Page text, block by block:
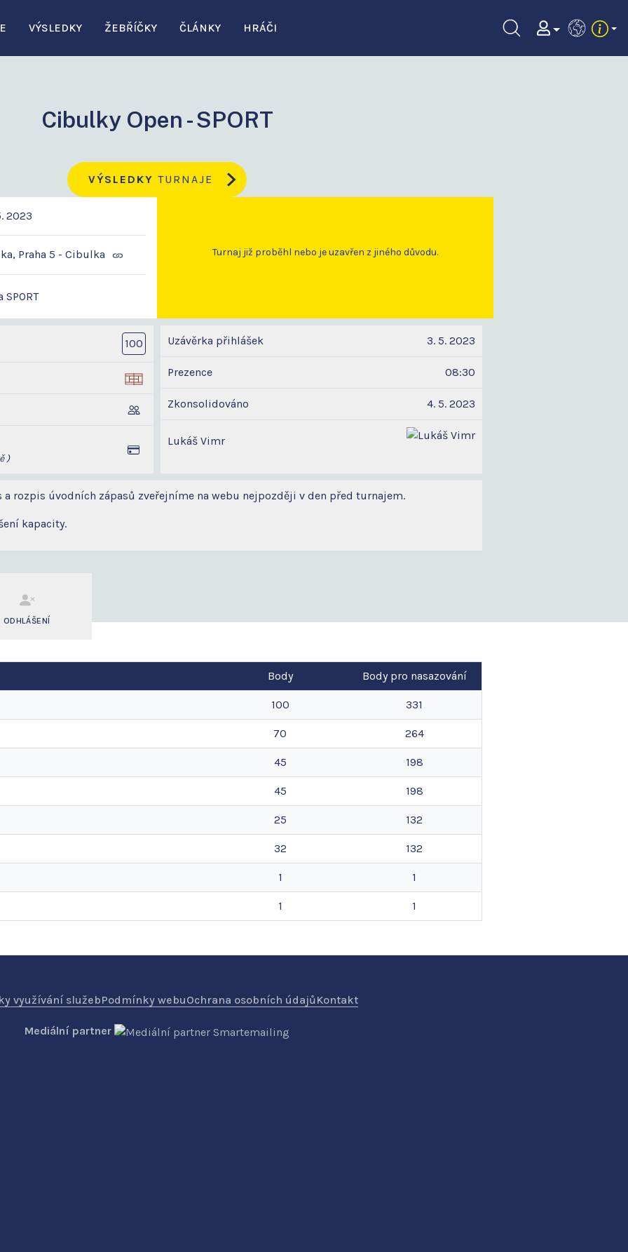
VÝSLEDKY ŽEBŘÍČKY ČLÁNKY HRÁČI
EN
Cibulky Open - SPORT
VÝSLEDKY TURNAJE
2023
Praha 5 - Cibulka Turnaj již proběhl nebo je uzavřen z jiného důvodu.
100
)
Uzávěrka přihlášek 3. 5. 2023
Prezence 08:30
Zkonsolidováno 4. 5. 2023
Lukáš Vimr
a rozpis úvodních zápasů zveřejníme na webu nejpozději v den před turnajem.
kapacity.
ODHLÁŠENÍ
Body Body pro nasazování
100 331
70 264
45 198
45 198
25 132
32 132
1 1
1 1
využívání služebPodmínky webuOchrana osobních údajůKontakt
Mediální partner